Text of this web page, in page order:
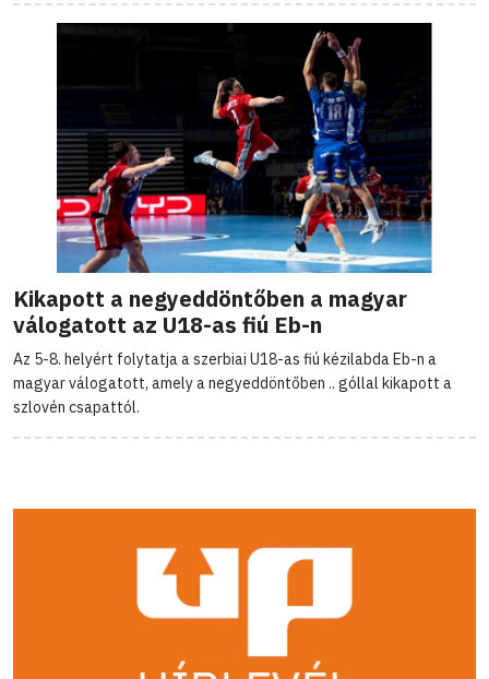
Kikapott a negyeddöntőben a magyar
válogatott az U18-as fiú Eb-n
Az 5-8. helyért folytatja a szerbiai U18-as fiú kézilabda Eb-n a
magyar válogatott, amely a negyeddöntőben .. góllal kikapott a
szlovén csapattól.